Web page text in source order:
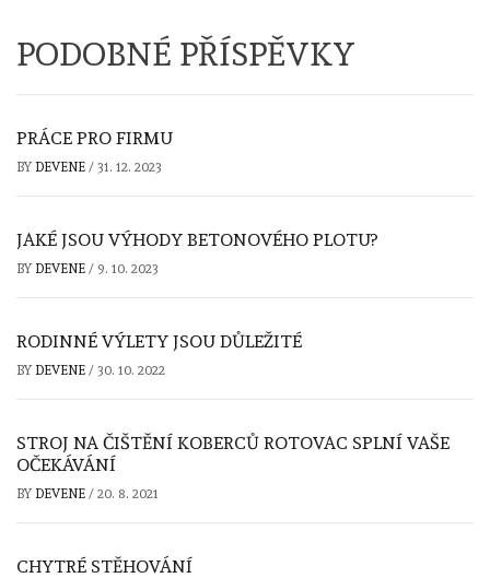
PODOBNÉ PŘÍSPĚVKY
PRÁCE PRO FIRMU
BY DEVENE / 31. 12. 2023
JAKÉ JSOU VÝHODY BETONOVÉHO PLOTU?
BY DEVENE / 9. 10. 2023
RODINNÉ VÝLETY JSOU DŮLEŽITÉ
BY DEVENE / 30. 10. 2022
STROJ NA ČIŠTĚNÍ KOBERCŮ ROTOVAC SPLNÍ VAŠE
OČEKÁVÁNÍ
BY DEVENE / 20. 8. 2021
CHYTRÉ STĚHOVÁNÍ